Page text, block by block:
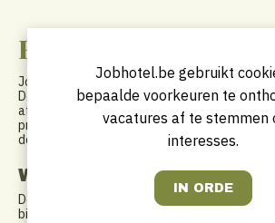
Hotel vacatures op
Jobhotel.be is een interactieve
De communicatie van deze jobboard is
afgestudeerden, young potentials,
profielen binnen de Belgische en
deze jobsite zal iedereen de juiste hotel
Wie zijn wij ?
De bedenkers van Jobhotel.be zijn
bieden meerdere diensten aan:
Jobhotel.be gebruikt
bepaalde voorkeuren te
vacatures af te stemmen
interesses.